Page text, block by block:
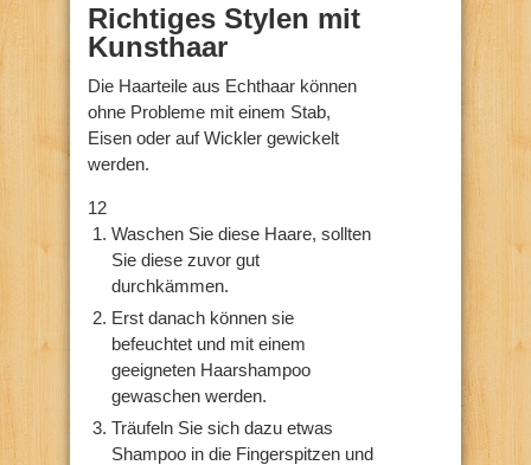
Richtiges Stylen mit
Kunsthaar
Die Haarteile aus Echthaar können
ohne Probleme mit einem Stab,
Eisen oder auf Wickler gewickelt
werden.
12
Waschen Sie diese Haare, sollten
Sie diese zuvor gut
durchkämmen.
Erst danach können sie
befeuchtet und mit einem
geeigneten Haarshampoo
gewaschen werden.
Träufeln Sie sich dazu etwas
Shampoo in die Fingerspitzen und